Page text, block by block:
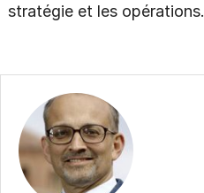
stratégie et les opérations.